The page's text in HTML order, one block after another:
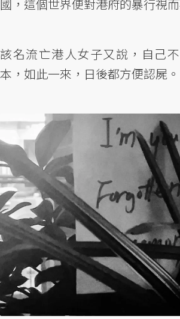
國，這個世界便對港府的暴行視而
該名流亡港人女子又說，自己
本，如此一來，日後都方便認屍。